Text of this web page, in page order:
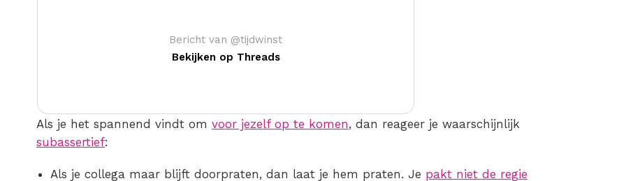
Bericht van @tijdwinst
Bekijken op Threads
Als je het spannend vindt om voor jezelf op te komen, dan reageer je waarschijnlijk
subassertief:
Als je collega maar blijft doorpraten, dan laat je hem praten. Je pakt niet de regie